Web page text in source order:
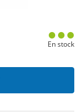
En stock